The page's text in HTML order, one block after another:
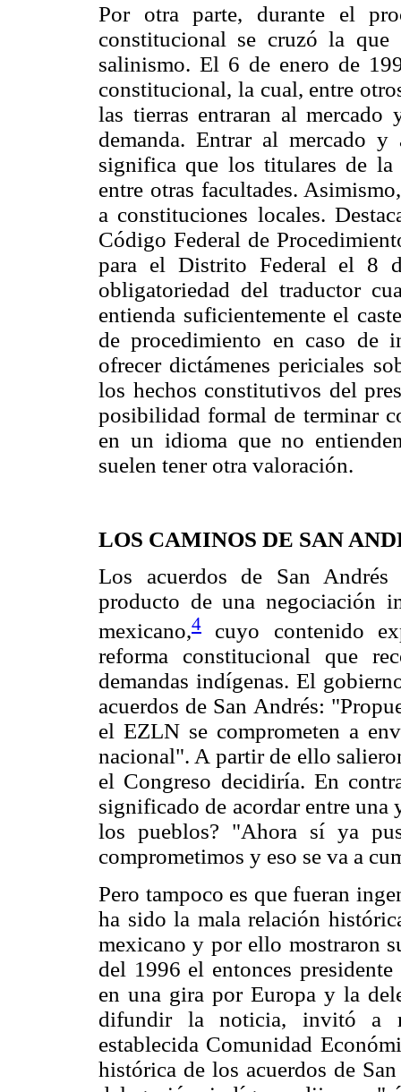
Por otra parte, durante el
constitucional se cruzó la que
salinismo. El 6 de enero de
constitucional, la cual, entre
las tierras entraran al
demanda. Entrar al mercado
significa que los titulares de la
entre otras facultades.
a constituciones locales.
Código Federal de
para el Distrito Federal el 8
obligatoriedad del traductor
entienda suficientemente el
de procedimiento en caso de
ofrecer dictámenes periciales
los hechos constitutivos del
posibilidad formal de terminar
en un idioma que no
suelen tener otra valoración.
LOS CAMINOS DE SAN
Los acuerdos de San
producto de una negociación
mexicano,4
cuyo contenido
reforma constitucional que
demandas indígenas. El
acuerdos de San Andrés:
el EZLN se comprometen a
nacional". A partir de ello
el Congreso decidiría. En
significado de acordar entre una
los pueblos? "Ahora sí ya
comprometimos y eso se va a
Pero tampoco es que fueran
ha sido la mala relación
mexicano y por ello mostraron
del 1996 el entonces
en una gira por Europa y la
difundir la noticia, invitó a
establecida Comunidad
histórica de los acuerdos de